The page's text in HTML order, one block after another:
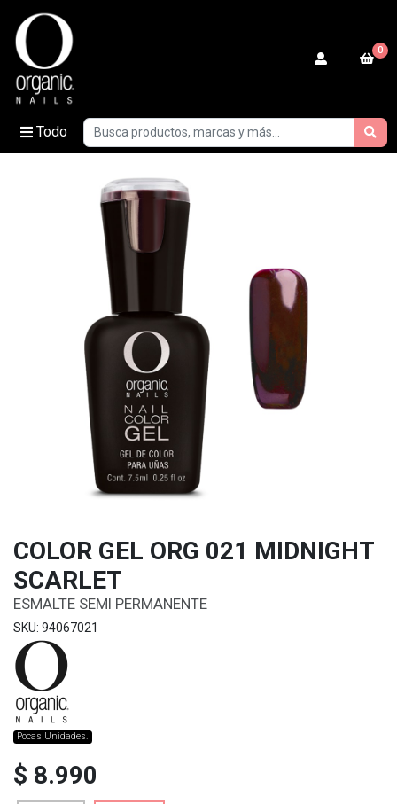
Todo
0
COLOR GEL ORG 021 MIDNIGHT
SCARLET
ESMALTE SEMI PERMANENTE
SKU: 94067021
Pocas Unidades.
$ 8.990